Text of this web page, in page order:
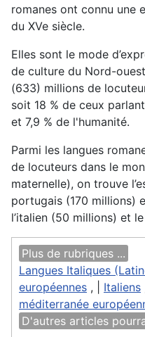
romanes ont connu une
du XVe siècle.
Elles sont le mode
de culture du Nord-
(633) millions de
soit 18 % de ceux
et 7,9 % de l'humanité.
Parmi les langues
de locuteurs dans le
maternelle), on trouve
portugais (170 millions)
l’italien (50 millions) et
Plus de rubriques ...
Langues Italiques
européennes , | Italiens
méditerranée
D'autres articles